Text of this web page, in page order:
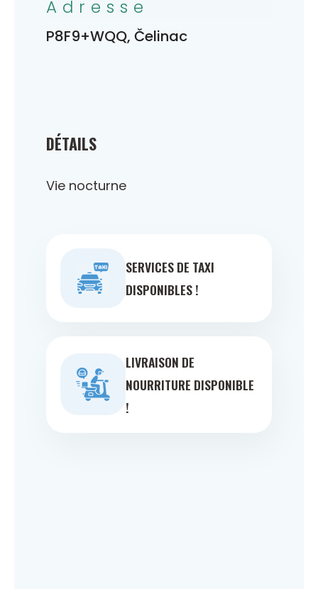
DÉTAILS
Vie nocturne
SERVICES DE TAXI
DISPONIBLES !
LIVRAISON DE
NOURRITURE DISPONIBLE
!
Adresse
P8F9+WQQ, Čelinac